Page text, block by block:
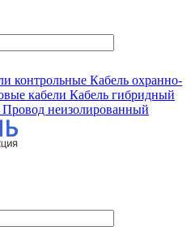
контрольные Кабель охранно-
кабели Кабель гибридный
Провод неизолированный